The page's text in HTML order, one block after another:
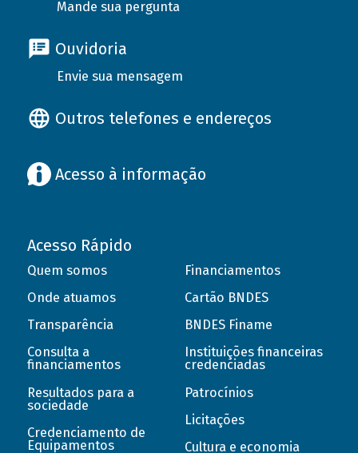
Mande sua pergunta
Ouvidoria
Envie sua mensagem
Outros telefones e endereços
Acesso à informação
Acesso Rápido
Quem somos
Onde atuamos
Transparência
Consulta a
financiamentos
Resultados para a
sociedade
Credenciamento de
Equipamentos
Financiamentos
Cartão BNDES
BNDES Finame
Instituições financeiras
credenciadas
Patrocínios
Licitações
Cultura e economia